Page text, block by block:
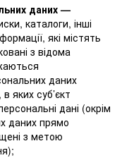
даних —
каталоги, інші
які містять
з відома
даних
яких суб’єкт
дані (окрім
даних прямо
з метою